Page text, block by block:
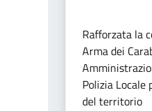
Rafforzata la
Arma dei
Polizia Locale
del territorio